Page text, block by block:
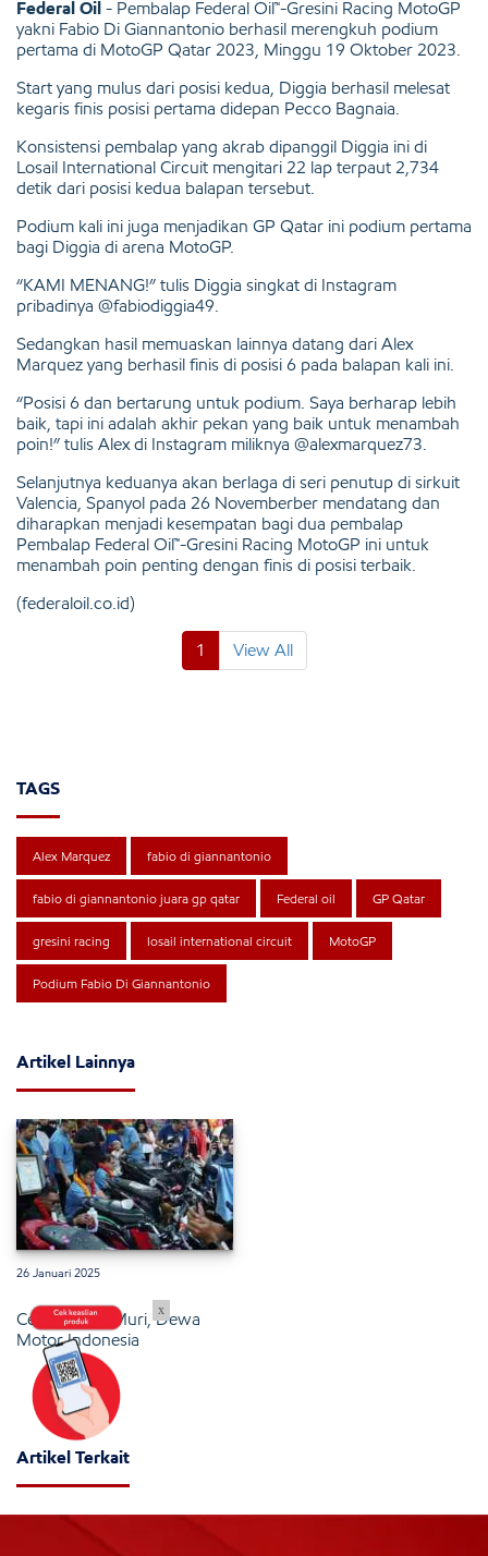
Federal Oil - Pembalap Federal Oil™-Gresini Racing MotoGP
yakni Fabio Di Giannantonio berhasil merengkuh podium
pertama di MotoGP Qatar 2023, Minggu 19 Oktober 2023.
Start yang mulus dari posisi kedua, Diggia berhasil melesat
kegaris finis posisi pertama didepan Pecco Bagnaia.
Konsistensi pembalap yang akrab dipanggil Diggia ini di
Losail International Circuit mengitari 22 lap terpaut 2,734
detik dari posisi kedua balapan tersebut.
Podium kali ini juga menjadikan GP Qatar ini podium pertama
bagi Diggia di arena MotoGP.
“KAMI MENANG!” tulis Diggia singkat di Instagram
pribadinya @fabiodiggia49
Sedangkan hasil memuaskan lainnya datang dari Alex
Marquez yang berhasil finis di posisi 6 pada balapan kali ini.
“Posisi 6 dan bertarung untuk podium. Saya berharap lebih
baik, tapi ini adalah akhir pekan yang baik untuk menambah
poin!” tulis Alex di Instagram miliknya @alexmarquez73
Selanjutnya keduanya akan berlaga di seri penutup di sirkuit
Valencia, Spanyol pada 26 Novemberber mendatang dan
diharapkan menjadi kesempatan bagi dua pembalap
Pembalap Federal Oil™-Gresini Racing MotoGP ini untuk
menambah poin penting dengan finis di posisi terbaik.
(federaloil.co.id)
1 View All
TAGS
Alex Marquez fabio di giannantonio
fabio di giannantonio juara gp qatar Federal oil GP Qatar
gresini racing losail international circuit MotoGP
Podium Fabio Di Giannantonio
Artikel Lainnya
26 Januari 2025
Cetak Rekor Muri, Dewa
Motor Indonesia
Artikel Terkait
x